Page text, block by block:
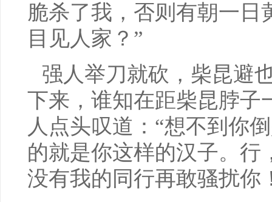
脆杀了我，否则有朝一日
目见人家？”
强人举刀就砍，柴昆避
下来，谁知在距柴昆脖子
人点头叹道：“想不到你
的就是你这样的汉子。行
没有我的同行再敢骚扰你